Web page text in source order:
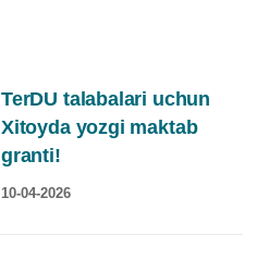
TerDU talabalari uchun
Xitoyda yozgi maktab
granti!
10-04-2026